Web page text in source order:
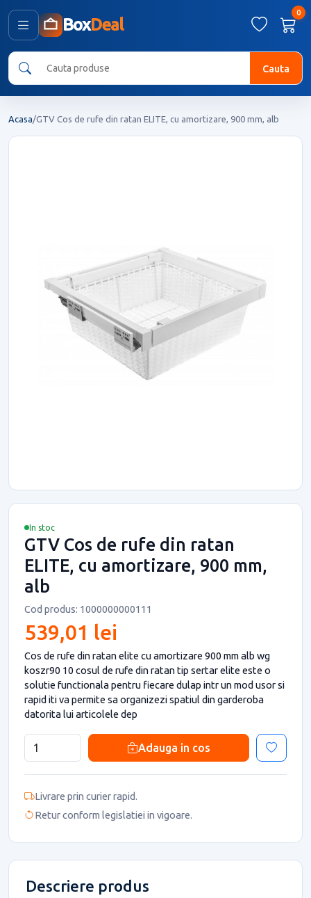
BoxDeal
0
Cauta
Acasa/GTV Cos de rufe din ratan ELITE, cu amortizare, 900 mm, alb
In stoc
GTV Cos de rufe din ratan
ELITE, cu amortizare, 900 mm,
alb
Cod produs: 1000000000111
539,01 lei
Cos de rufe din ratan elite cu amortizare 900 mm alb wg
koszr90 10 cosul de rufe din ratan tip sertar elite este o
solutie functionala pentru fiecare dulap intr un mod usor si
rapid iti va permite sa organizezi spatiul din garderoba
datorita lui articolele dep
Adauga in cos
Livrare prin curier rapid.
Retur conform legislatiei in vigoare.
Descriere produs